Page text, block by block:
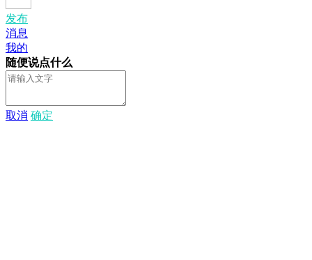
发布
消息
我的
随便说点什么
取消 确定